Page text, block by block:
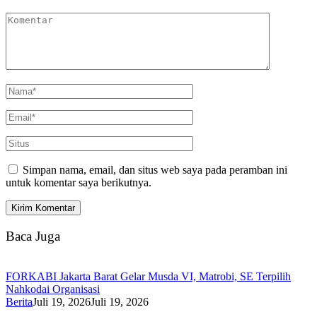
Simpan nama, email, dan situs web saya pada peramban ini
untuk komentar saya berikutnya.
Baca Juga
FORKABI Jakarta Barat Gelar Musda VI, Matrobi, SE Terpilih
Nahkodai Organisasi
BeritaJuli 19, 2026Juli 19, 2026